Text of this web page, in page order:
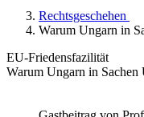
Rechtsgeschehen
Warum Ungarn in
EU-Friedensfazilität
Warum Ungarn in Sachen